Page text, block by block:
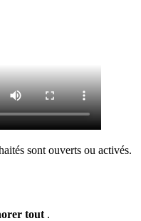
sont ouverts ou activés.
tout .